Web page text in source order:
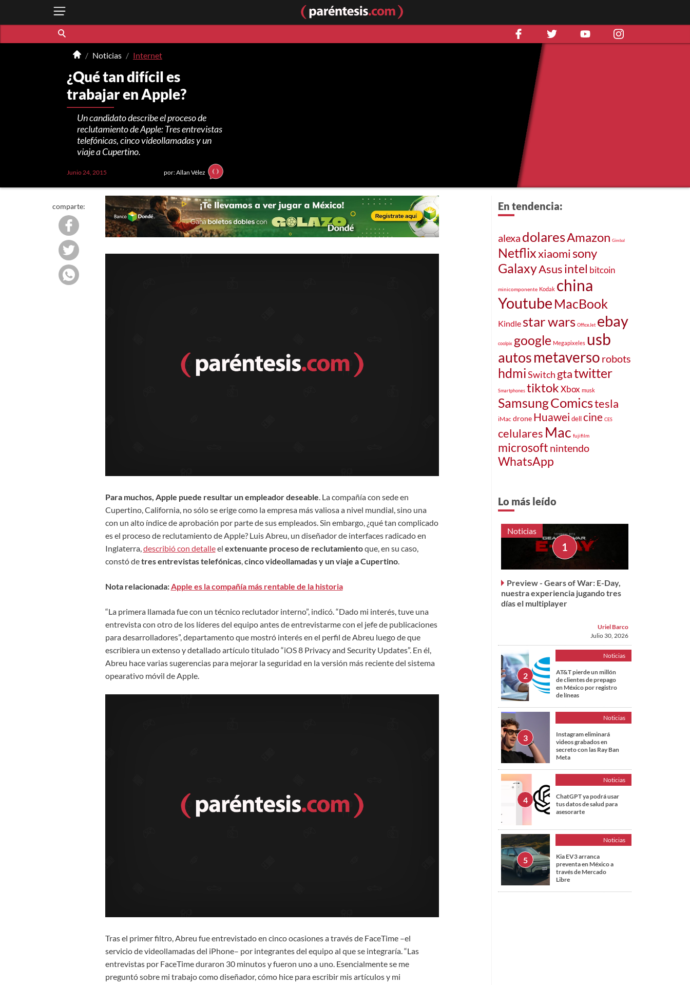
Noticias Internet
¿Qué tan difícil es
trabajar en Apple?
Un candidato describe el proceso de
reclutamiento de Apple: Tres entrevistas
telefónicas, cinco videollamadas y un
viaje a Cupertino.
Junio 24, 2015 por: Allan Vélez
comparte:
Para muchos, Apple puede resultar un empleador deseable. La compañía con sede en
Cupertino, California, no sólo se erige como la empresa más valiosa a nivel mundial, sino una
con un alto índice de aprobación por parte de sus empleados. Sin embargo, ¿qué tan complicado
es el proceso de reclutamiento de Apple? Luis Abreu, un diseñador de interfaces radicado en
Inglaterra,describió con detalleel extenuante proceso de reclutamientoque, en su caso,
constó detres entrevistas telefónicas,cinco videollamadas y un viaje a Cupertino.
Nota relacionada:Apple es la compañía más rentable de la historia
“La primera llamada fue con un técnico reclutador interno”, indicó. “Dado mi interés, tuve una
entrevista con otro de los líderes del equipo antes de entrevistarme con el jefe de publicaciones
para desarrolladores”, departamento que mostró interés en el perfil de Abreu luego de que
escribiera un extenso y detallado artículo titulado “iOS 8 Privacy and Security Updates”. En él,
Abreu hace varias sugerencias para mejorar la seguridad en la versión más reciente del sistema
opearativo móvil de Apple.
Tras el primer filtro, Abreu fue entrevistado en cinco ocasiones a través de FaceTime –el
servicio de videollamadas del iPhone– por integrantes del equipo al que se integraría. “Las
entrevistas por FaceTime duraron 30 minutos y fueron uno a uno. Esencialmente se me
preguntó sobre mi trabajo como diseñador, cómo hice para escribir mis artículos y mi
En tendencia:
alexa dolaresAmazon Gimbal
Netflixxiaomisony
GalaxyAsusintel bitcoin
minicomponente Kodak china
Youtube MacBook
Kindle star wars OfficeJet ebay
coolpix google Megapixeles usb
autosmetaverso robots
hdmiSwitch gtatwitter
Smartphones tiktokXbox musk
SamsungComicstesla
iMac drone Huawei dell cine CES
celulares Mac fujifilm
microsoft nintendo
WhatsApp
Lo más leído
Noticias
Preview - Gears of War: E-Day,
nuestra experiencia jugando tres
días el multiplayer
Uriel Barco
Julio 30, 2026
Noticias
AT&T pierde un millón
de clientes de prepago
en México por registro
de líneas
Noticias
Instagram eliminará
videos grabados en
secreto con las Ray Ban
Meta
Noticias
ChatGPT ya podrá usar
tus datos de salud para
asesorarte
Noticias
Kia EV3 arranca
preventa en México a
través de Mercado
Libre